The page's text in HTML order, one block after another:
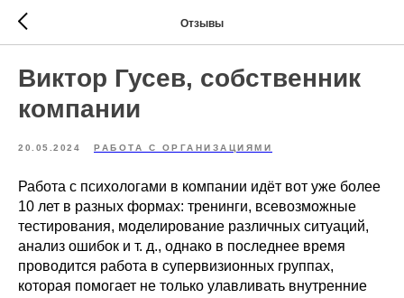
Отзывы
Виктор Гусев, собственник
компании
20.05.2024 РАБОТА С ОРГАНИЗАЦИЯМИ
Работа с психологами в компании идёт вот уже более
10 лет в разных формах: тренинги, всевозможные
тестирования, моделирование различных ситуаций,
анализ ошибок и т. д., однако в последнее время
проводится работа в супервизионных группах,
которая помогает не только улавливать внутренние